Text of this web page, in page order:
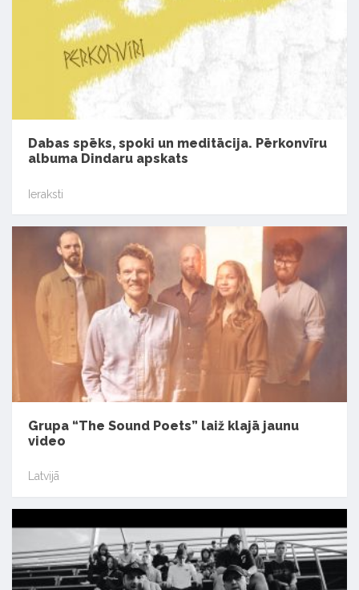
Dabas spēks, spoki un meditācija. Pērkonvīru
albuma Dindaru apskats
Ieraksti
Grupa “The Sound Poets” laiž klajā jaunu
video
Latvijā